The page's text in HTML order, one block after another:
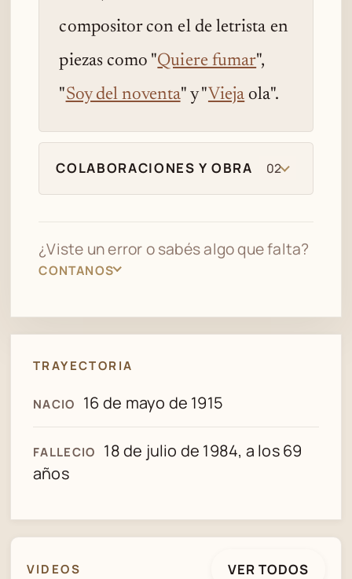
compositor con el de letrista en
piezas como "Quiere fumar",
"Soy del noventa" y "Vieja ola".
COLABORACIONES Y OBRA 02
¿Viste un error o sabés algo que falta?
CONTANOS
TRAYECTORIA
NACIO 16 de mayo de 1915
FALLECIO
18 de julio de 1984, a los 69
años
VIDEOS VER TODOS